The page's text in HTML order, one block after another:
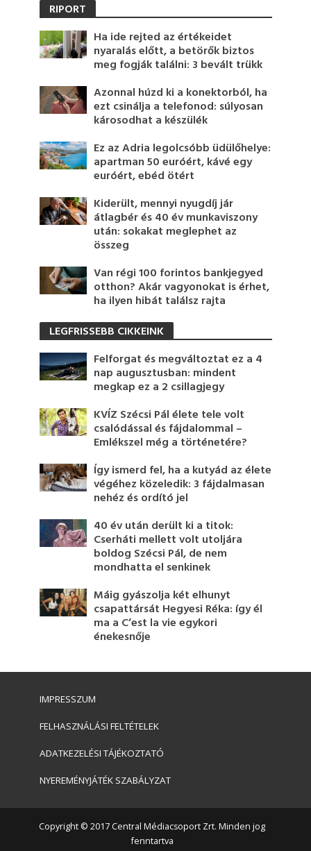
RIPORT
Ha ide rejted az értékeidet
nyaralás előtt, a betörők biztos
meg fogják találni: 3 bevált trükk
Azonnal húzd ki a konektorból, ha
ezt csinálja a telefonod: súlyosan
károsodhat a készülék
Ez az Adria legolcsóbb üdülőhelye:
apartman 50 euróért, kávé egy
euróért, ebéd ötért
Kiderült, mennyi nyugdíj jár
átlagbér és 40 év munkaviszony
után: sokakat meglephet az
összeg
Van régi 100 forintos bankjegyed
otthon? Akár vagyonokat is érhet,
ha ilyen hibát találsz rajta
LEGFRISSEBB CIKKEINK
Felforgat és megváltoztat ez a 4
nap augusztusban: mindent
megkap ez a 2 csillagjegy
KVÍZ Szécsi Pál élete tele volt
csalódással és fájdalommal –
Emlékszel még a történetére?
Így ismerd fel, ha a kutyád az élete
végéhez közeledik: 3 fájdalmasan
nehéz és ordító jel
40 év után derült ki a titok:
Cserháti mellett volt utoljára
boldog Szécsi Pál, de nem
mondhatta el senkinek
Máig gyászolja két elhunyt
csapattársát Hegyesi Réka: így él
ma a C’est la vie egykori
énekesnője
IMPRESSZUM
FELHASZNÁLÁSI FELTÉTELEK
ADATKEZELÉSI TÁJÉKOZTATÓ
NYEREMÉNYJÁTÉK SZABÁLYZAT
Copyright © 2017 Central Médiacsoport Zrt. Minden jog
fenntartva